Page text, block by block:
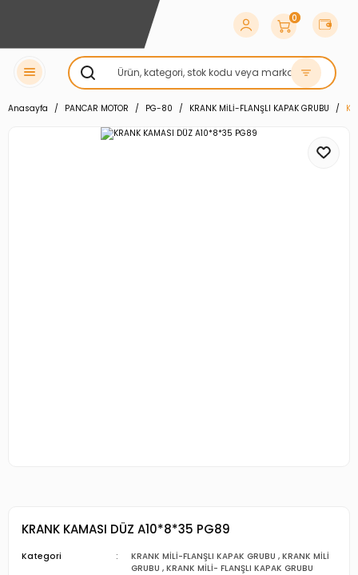
0
Anasayfa PANCAR MOTOR PG-80 KRANK MİLİ-FLANŞLI KAPAK GRUBU
KRANK KAMASI DÜZ A10*8*35 PG89
Kategori KRANK MİLİ-FLANŞLI KAPAK GRUBU ,KRANK MİLİ
GRUBU ,KRANK MİLİ- FLANŞLI KAPAK GRUBU